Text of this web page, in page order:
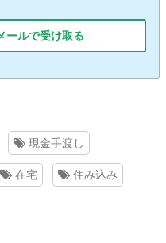
ールで受け取る
現金手渡し
在宅 住み込み